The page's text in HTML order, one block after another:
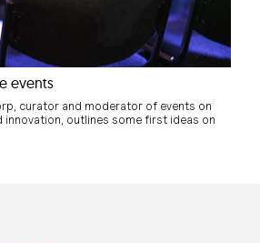
events
curator and moderator of events on
innovation, outlines some first ideas on